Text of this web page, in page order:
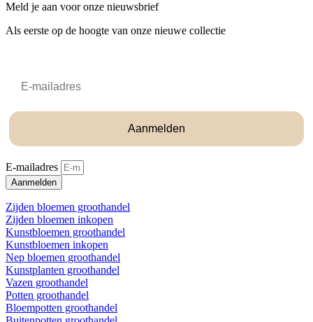
Meld je aan voor onze nieuwsbrief
Als eerste op de hoogte van onze nieuwe collectie
Aanmelden
E-mailadres
Aanmelden
Zijden bloemen groothandel
Zijden bloemen inkopen
Kunstbloemen groothandel
Kunstbloemen inkopen
Nep bloemen groothandel
Kunstplanten groothandel
Vazen groothandel
Potten groothandel
Bloempotten groothandel